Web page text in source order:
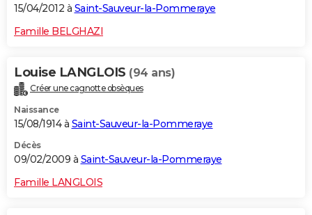
15/04/2012 à Saint-Sauveur-la-Pommeraye
Famille BELGHAZI
Louise LANGLOIS (94 ans)
Créer une cagnotte obsèques
Naissance
15/08/1914 à Saint-Sauveur-la-Pommeraye
Décès
09/02/2009 à Saint-Sauveur-la-Pommeraye
Famille LANGLOIS